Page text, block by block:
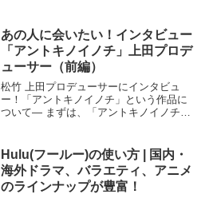
レビュー2021年7月8日スタートのテレビ
朝日 木曜ド...
あの人に会いたい！インタビュー
「アントキノイノチ」上田プロデ
ューサー（前編）
松竹 上田プロデューサーにインタビュ
ー！「アントキノイノチ」という作品に
ついて― まずは、「アントキノイノチ」
難しい映画ではありますが、一言でいう
なら、「生と死」という...
Hulu(フールー)の使い方 | 国内・
海外ドラマ、バラエティ、アニメ
のラインナップが豊富！